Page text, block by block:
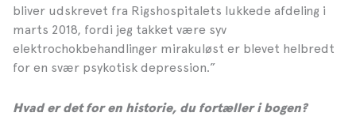
bliver udskrevet fra Rigshospitalets lukkede afdeling i
marts 2018, fordi jeg takket være syv
elektrochokbehandlinger mirakuløst er blevet helbredt
for en svær psykotisk depression.”
Hvad er det for en historie, du fortæller i bogen?